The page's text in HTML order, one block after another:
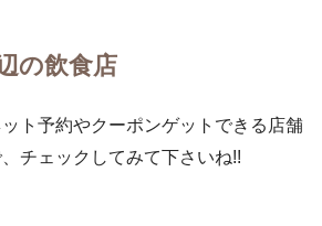
の飲食店
ト予約やクーポンゲットできる店舗
チェックしてみて下さいね!!